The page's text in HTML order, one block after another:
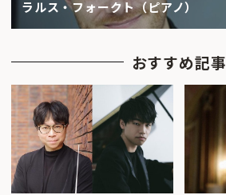
ラルス・フォークト（ピアノ）
おすすめ記事